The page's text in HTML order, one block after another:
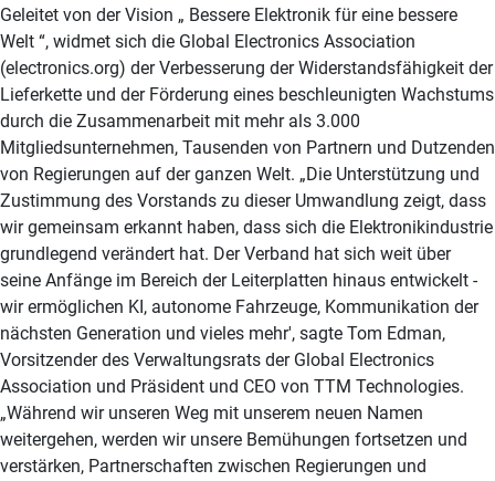
Geleitet von der Vision „ Bessere Elektronik für eine bessere
Welt “, widmet sich die Global Electronics Association
(electronics.org) der Verbesserung der Widerstandsfähigkeit der
Lieferkette und der Förderung eines beschleunigten Wachstums
durch die Zusammenarbeit mit mehr als 3.000
Mitgliedsunternehmen, Tausenden von Partnern und Dutzenden
von Regierungen auf der ganzen Welt. „Die Unterstützung und
Zustimmung des Vorstands zu dieser Umwandlung zeigt, dass
wir gemeinsam erkannt haben, dass sich die Elektronikindustrie
grundlegend verändert hat. Der Verband hat sich weit über
seine Anfänge im Bereich der Leiterplatten hinaus entwickelt -
wir ermöglichen KI, autonome Fahrzeuge, Kommunikation der
nächsten Generation und vieles mehr', sagte Tom Edman,
Vorsitzender des Verwaltungsrats der Global Electronics
Association und Präsident und CEO von TTM Technologies.
„Während wir unseren Weg mit unserem neuen Namen
weitergehen, werden wir unsere Bemühungen fortsetzen und
verstärken, Partnerschaften zwischen Regierungen und